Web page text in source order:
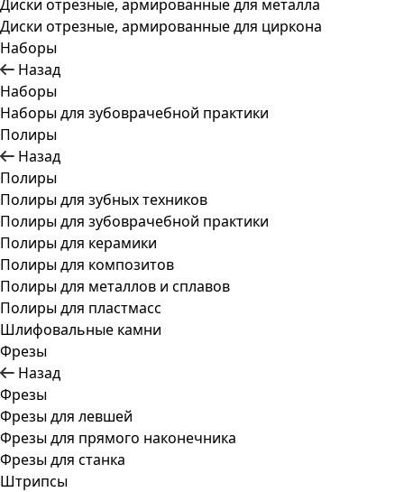
Диски отрезные, армированные для металла
Диски отрезные, армированные для циркона
Наборы
Назад
Наборы
Наборы для зубоврачебной практики
Полиры
Назад
Полиры
Полиры для зубных техников
Полиры для зубоврачебной практики
Полиры для керамики
Полиры для композитов
Полиры для металлов и сплавов
Полиры для пластмасс
Шлифовальные камни
Фрезы
Назад
Фрезы
Фрезы для левшей
Фрезы для прямого наконечника
Фрезы для станка
Штрипсы